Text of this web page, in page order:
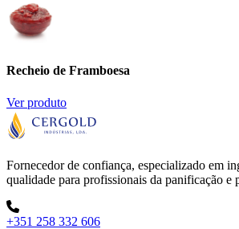
Recheio de Framboesa
Ver produto
Fornecedor de confiança, especializado em
qualidade para profissionais da panificação e
+351 258 332 606